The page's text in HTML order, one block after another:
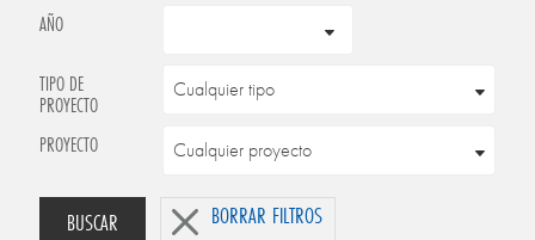
AÑO
TIPO DE
PROYECTO
PROYECTO
BUSCAR BORRAR FILTROS